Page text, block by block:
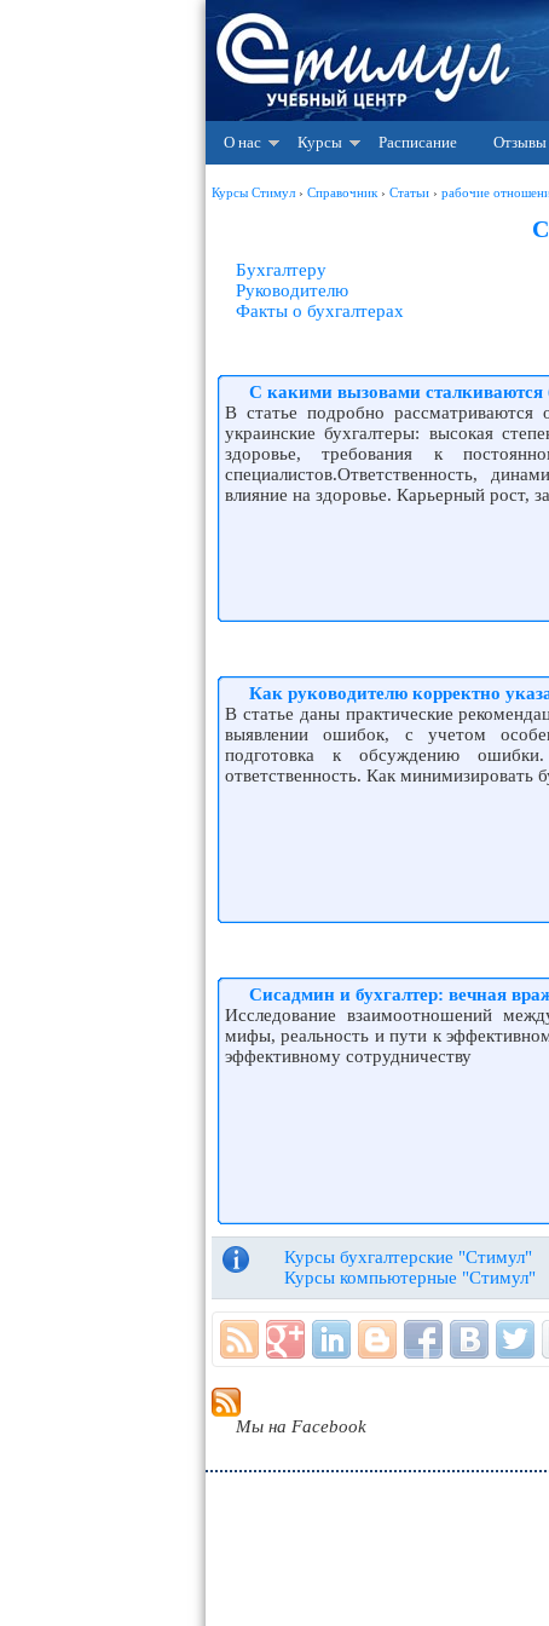
О нас Курсы Расписание Отзывы
Курсы Стимул › Справочник › Статьи › рабочие
Бухгалтеру
Руководителю
Факты о бухгалтерах
С какими вызовами сталкиваются
В статье подробно рассматриваются
украинские бухгалтеры: высокая
здоровье, требования к
специалистов.Ответственность,
влияние на здоровье. Карьерный рост,
Как руководителю корректно
В статье даны практические
выявлении ошибок, с учетом
подготовка к обсуждению
ответственность. Как минимизировать
Сисадмин и бухгалтер: вечная
Исследование взаимоотношений
мифы, реальность и пути к
эффективному сотрудничеству
Курсы бухгалтерские "Стимул"
Курсы компьютерные "Стимул"
Мы на Facebook